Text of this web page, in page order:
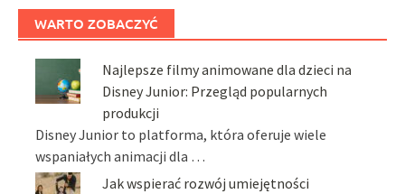
WARTO ZOBACZYĆ
Najlepsze filmy animowane dla dzieci na
Disney Junior: Przegląd popularnych
produkcji
Disney Junior to platforma, która oferuje wiele
wspaniałych animacji dla …
Jak wspierać rozwój umiejętności